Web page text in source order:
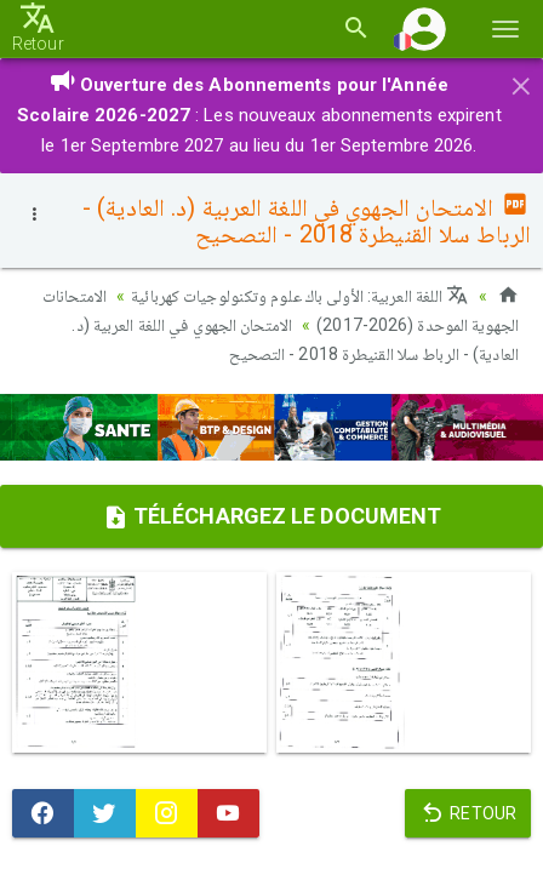
la
Retour
×
Ouverture des Abonnements pour l'Année
Scolaire 2026-2027 : Les nouveaux abonnements expirent
le 1er Septembre 2027 au lieu du 1er Septembre 2026.
الامتحان الجهوي في اللغة العربية (د. العادية) -
الرباط سلا القنيطرة 2018 - التصحيح
اللغة العربية: الأولى باك علوم وتكنولوجيات كهربائية
الامتحانات
الجهوية الموحدة (2026-2017)
الامتحان الجهوي في اللغة العربية (د.
العادية) - الرباط سلا القنيطرة 2018 - التصحيح
TÉLÉCHARGEZ LE DOCUMENT
RETOUR